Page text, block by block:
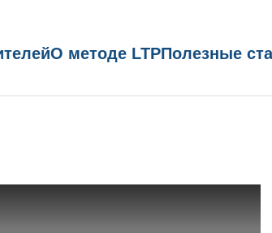
О методе LTPПолезные